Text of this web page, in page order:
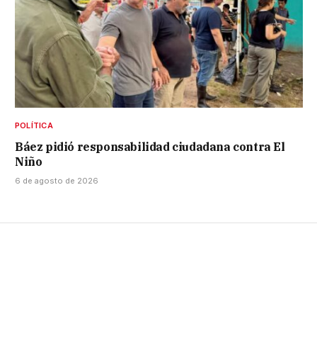
POLÍTICA
Báez pidió responsabilidad ciudadana contra El
Niño
6 de agosto de 2026